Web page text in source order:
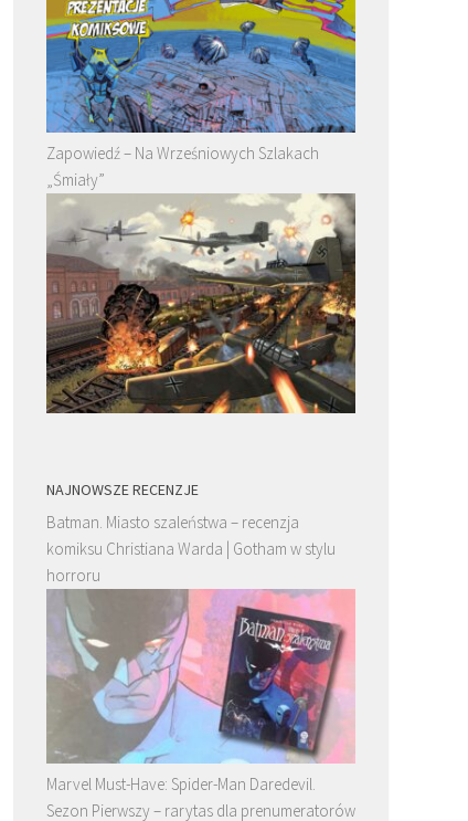
LIS POWRACA! – nowa seria komiksowa,
rusza zbiórka!
Osiedle Swoboda 2 –
szalonej odsłony serii
Zapowiedź – Na Wrześniowych Szlakach
„Śmiały”
NAJNOWSZE RECENZJE
Batman. Miasto szaleństwa – recenzja
komiksu Christiana Warda | Gotham w stylu
horroru
Marvel Must-Have: Spider-Man Daredevil.
Sezon Pierwszy – rarytas dla prenumeratorów